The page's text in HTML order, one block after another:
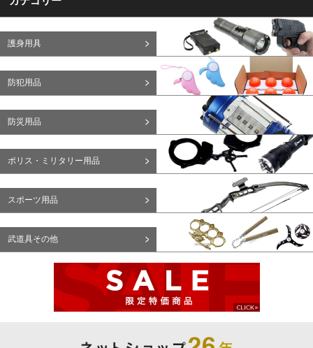
護身用具
防犯用品
防災用品
ポリス・ミリタリー用品
スポーツ用品
武道具その他